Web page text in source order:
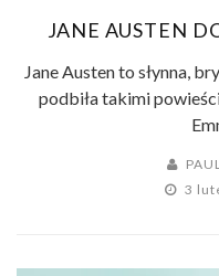
JANE AUSTEN
Jane Austen to słynna,
podbiła takimi
3